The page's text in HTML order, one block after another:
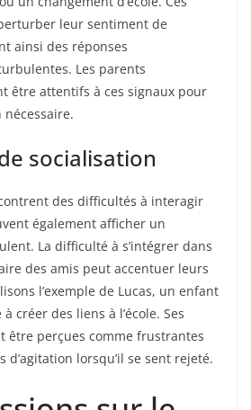
leur sentiment de
ainsi des réponses
Les parents
être attentifs à ces signaux pour
socialisation
des difficultés à interagir
également afficher un
La difficulté à s’intégrer dans
des amis peut accentuer leurs
l’exemple de Lucas, un enfant
créer des liens à l’école. Ses
être perçues comme frustrantes
d’agitation lorsqu’il se sent rejeté.